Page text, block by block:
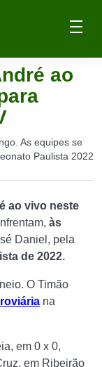
ao
As equipes se
Paulista 2022
ao vivo neste
às
Daniel, pela
de 2022.
O Timão
na
em 0 x 0,
em Ribeirão